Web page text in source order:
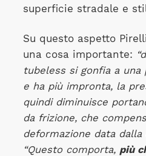
superficie stradale e
Su questo aspetto
una cosa importante:
tubeless si gonfia a una
e ha più impronta, la
quindi diminuisce
da frizione, che
deformazione data dalla
“Questo comporta, più